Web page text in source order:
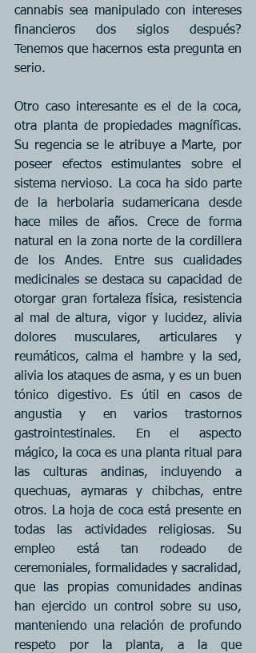
cannabis sea manipulado con intereses
financieros dos siglos después?
Tenemos que hacernos esta pregunta en
serio.
Otro caso interesante es el de la coca,
otra planta de propiedades magníficas.
Su regencia se le atribuye a Marte, por
poseer efectos estimulantes sobre el
sistema nervioso. La coca ha sido parte
de la herbolaria sudamericana desde
hace miles de años. Crece de forma
natural en la zona norte de la cordillera
de los Andes. Entre sus cualidades
medicinales se destaca su capacidad de
otorgar gran fortaleza física, resistencia
al mal de altura, vigor y lucidez, alivia
dolores musculares, articulares y
reumáticos, calma el hambre y la sed,
alivia los ataques de asma, y es un buen
tónico digestivo. Es útil en casos de
angustia y en varios trastornos
gastrointestinales. En el aspecto
mágico, la coca es una planta ritual para
las culturas andinas, incluyendo a
quechuas, aymaras y chibchas, entre
otros. La hoja de coca está presente en
todas las actividades religiosas. Su
empleo está tan rodeado de
ceremoniales, formalidades y sacralidad,
que las propias comunidades andinas
han ejercido un control sobre su uso,
manteniendo una relación de profundo
respeto por la planta, a la que